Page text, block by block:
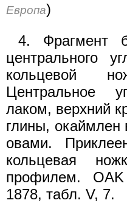
Европа)
4. Фрагмент
центрального
кольцевой
Центральное
лаком, верхний
глины,
овами.
кольцевая
профилем.
1878, табл. V, 7.